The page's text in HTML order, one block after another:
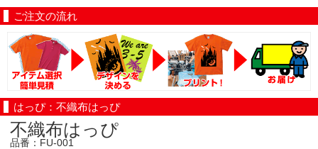
ご注文の流れ
はっぴ：不織布はっぴ
不織布はっぴ
品番：FU-001